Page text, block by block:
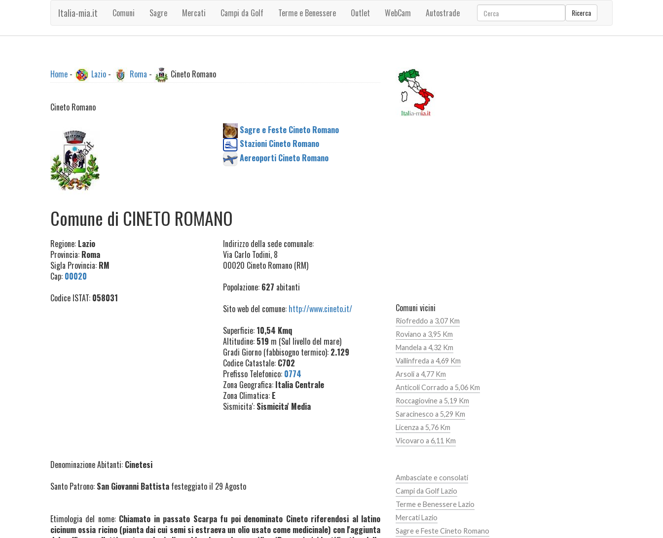
Italia-mia.it Comuni Sagre Mercati Campi da Golf Terme e Benessere Outlet WebCam Autostrade Ricerca
Home - Lazio - Roma - Cineto Romano
Cineto Romano
Sagre e Feste Cineto Romano
Stazioni Cineto Romano
Aereoporti Cineto Romano
Comune di CINETO ROMANO
Regione: Lazio
Provincia: Roma
Sigla Provincia: RM
Cap: 00020
Codice ISTAT: 058031
Indirizzo della sede comunale:
Via Carlo Todini, 8
00020 Cineto Romano (RM)
Popolazione: 627 abitanti
Sito web del comune: http://www.cineto.it/
Superficie: 10,54 Kmq
Altitudine: 519 m (Sul livello del mare)
Gradi Giorno (fabbisogno termico): 2.129
Codice Catastale: C702
Prefisso Telefonico: 0774
Zona Geografica: Italia Centrale
Zona Climatica: E
Sismicita': Sismicita' Media
Denominazione Abitanti: Cinetesi
Santo Patrono: San Giovanni Battista festeggiato il 29 Agosto
Etimologia del nome: Chiamato in passato Scarpa fu poi denominato Cineto riferendosi al latino
cicinum ossia ricino (pianta dai cui semi si estraeva un olio usato come medicinale) con l'aggiunta
Comuni vicini
Riofreddo a 3,07 Km
Roviano a 3,95 Km
Mandela a 4,32 Km
Vallinfreda a 4,69 Km
Arsoli a 4,77 Km
Anticoli Corrado a 5,06 Km
Roccagiovine a 5,19 Km
Saracinesco a 5,29 Km
Licenza a 5,76 Km
Vicovaro a 6,11 Km
Ambasciate e consolati
Campi da Golf Lazio
Terme e Benessere Lazio
Mercati Lazio
Sagre e Feste Cineto Romano